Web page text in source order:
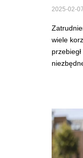
2025-02-07
wiele